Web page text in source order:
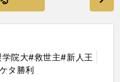
院大#救世主#新人王
タ勝利